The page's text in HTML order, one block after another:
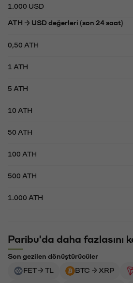
1.000 USD
ATH → USD değerleri (son 24 saat)
0,50 ATH
1 ATH
5 ATH
10 ATH
50 ATH
100 ATH
500 ATH
1.000 ATH
Paribu'da daha fazlasını
Son gezilen dönüştürücüler
FET → TL
BTC → XRP